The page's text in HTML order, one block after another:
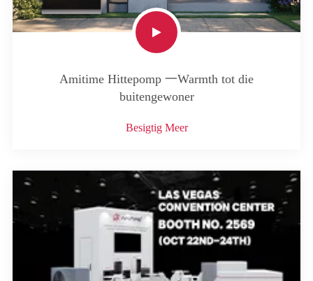
Amitime Hittepomp 一Warmth tot die
buitengewoner
Besigtig Meer